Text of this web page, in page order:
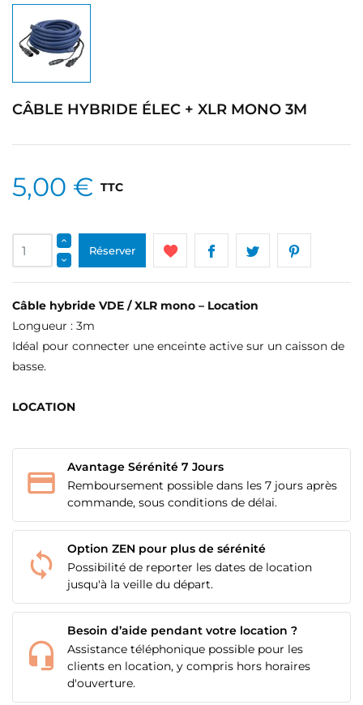
CÂBLE HYBRIDE ÉLEC + XLR MONO 3M
5,00 € TTC
Réserver
Câble hybride VDE / XLR mono – Location
Longueur : 3m
Idéal pour connecter une enceinte active sur un caisson de
basse.
LOCATION
Avantage Sérénité 7 Jours
Remboursement possible dans les 7 jours après
commande, sous conditions de délai.
Option ZEN pour plus de sérénité
Possibilité de reporter les dates de location
jusqu'à la veille du départ.
Besoin d’aide pendant votre location ?
Assistance téléphonique possible pour les
clients en location, y compris hors horaires
d'ouverture.